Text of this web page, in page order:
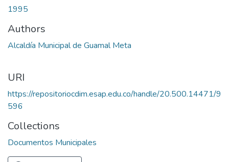
1995
Authors
Alcaldía Municipal de Guamal Meta
URI
https://repositoriocdim.esap.edu.co/handle/20.500.14471/9
596
Collections
Documentos Municipales